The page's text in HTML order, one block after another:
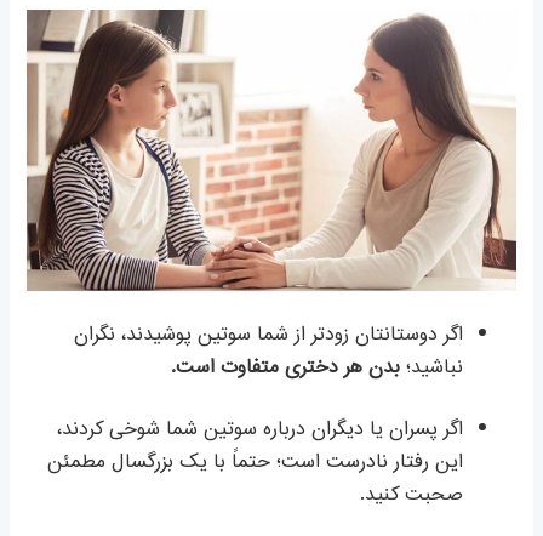
اگر دوستانتان زودتر از شما سوتین پوشیدند، نگران
نباشید؛بدن هر دختری متفاوت است.
اگر پسران یا دیگران درباره سوتین شما شوخی کردند،
این رفتار نادرست است؛ حتماً با یک بزرگسال مطمئن
صحبت کنید.